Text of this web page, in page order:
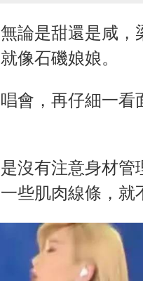
論是甜還是咸
像石磯娘娘。
會，再仔細一看
沒有注意身材管
些肌肉線條，就